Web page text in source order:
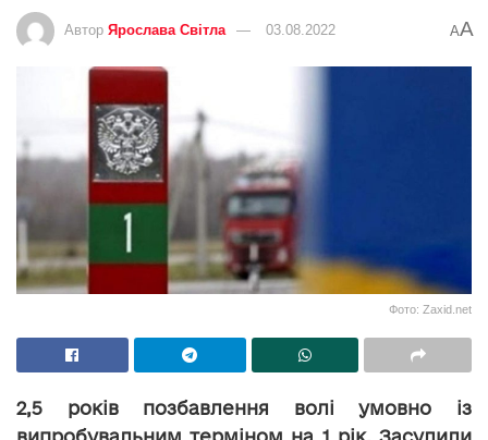
Автор Ярослава Світла 03.08.2022 AA
Фото: Zaxid.net
2,5 років позбавлення волі умовно із
випробувальним терміном на 1 рік. Засудили